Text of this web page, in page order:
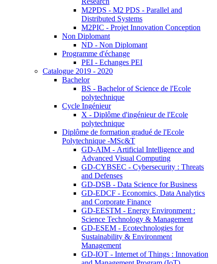
M2PDS - M2 PDS - Parallel and
Distributed Systems
M2PIC - Projet Innovation Conception
Non Diplomant
ND - Non Diplomant
Programme d'échange
PEI - Echanges PEI
Catalogue 2019 - 2020
Bachelor
BS - Bachelor of Science de l'Ecole
polytechnique
Cycle Ingénieur
X - Diplôme d'ingénieur de l'Ecole
polytechnique
Diplôme de formation gradué de l'Ecole
Polytechnique -MSc&T
GD-AIM - Artificial Intelligence and
Advanced Visual Computing
GD-CYBSEC - Cybersecurity : Threats
and Defenses
GD-DSB - Data Science for Business
GD-EDCF - Economics, Data Analytics
and Corporate Finance
GD-EESTM - Energy Environment :
Science Technology & Management
GD-ESEM - Ecotechnologies for
Sustainability & Environment
Management
GD-IOT - Internet of Things : Innovation